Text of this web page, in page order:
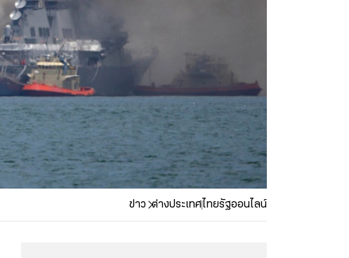
ข่าว ต่างประเทศไทยรัฐออนไลน์